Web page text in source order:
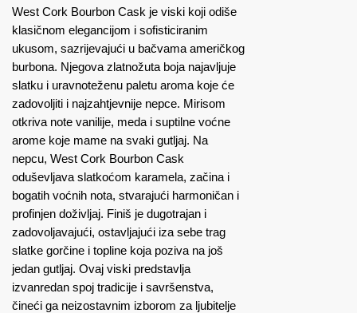
West Cork Bourbon Cask je viski koji odiše
klasičnom elegancijom i sofisticiranim
ukusom, sazrijevajući u bačvama američkog
burbona. Njegova zlatnožuta boja najavljuje
slatku i uravnoteženu paletu aroma koje će
zadovoljiti i najzahtjevnije nepce. Mirisom
otkriva note vanilije, meda i suptilne voćne
arome koje mame na svaki gutljaj. Na
nepcu, West Cork Bourbon Cask
oduševljava slatkoćom karamela, začina i
bogatih voćnih nota, stvarajući harmoničan i
profinjen doživljaj. Finiš je dugotrajan i
zadovoljavajući, ostavljajući iza sebe trag
slatke gorčine i topline koja poziva na još
jedan gutljaj. Ovaj viski predstavlja
izvanredan spoj tradicije i savršenstva,
čineći ga neizostavnim izborom za ljubitelje